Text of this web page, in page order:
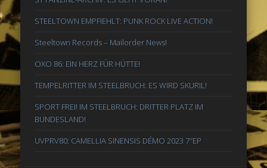
STEELTOWN EMPFIEHLT: PUNK ROCK LIVE ACTION!
Steeltown Records – Mailorder News!
OXO 86: EIN HERZ FÜR HÜTTE!
TEMPELRITTER IM STEELBRUCH: ES WIRD SKURIL!
SPORT FREI! IM STEELBRUCH: DRITTER PLATZ IM
BUNDESLAND!
UVPRV80: CAMELLIA SINENSIS DÉMO 2023 7″EP